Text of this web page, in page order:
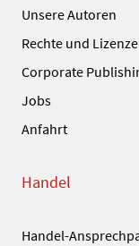
Unsere Autoren
Rechte und
Corporate
Jobs
Anfahrt
Handel
Handel-